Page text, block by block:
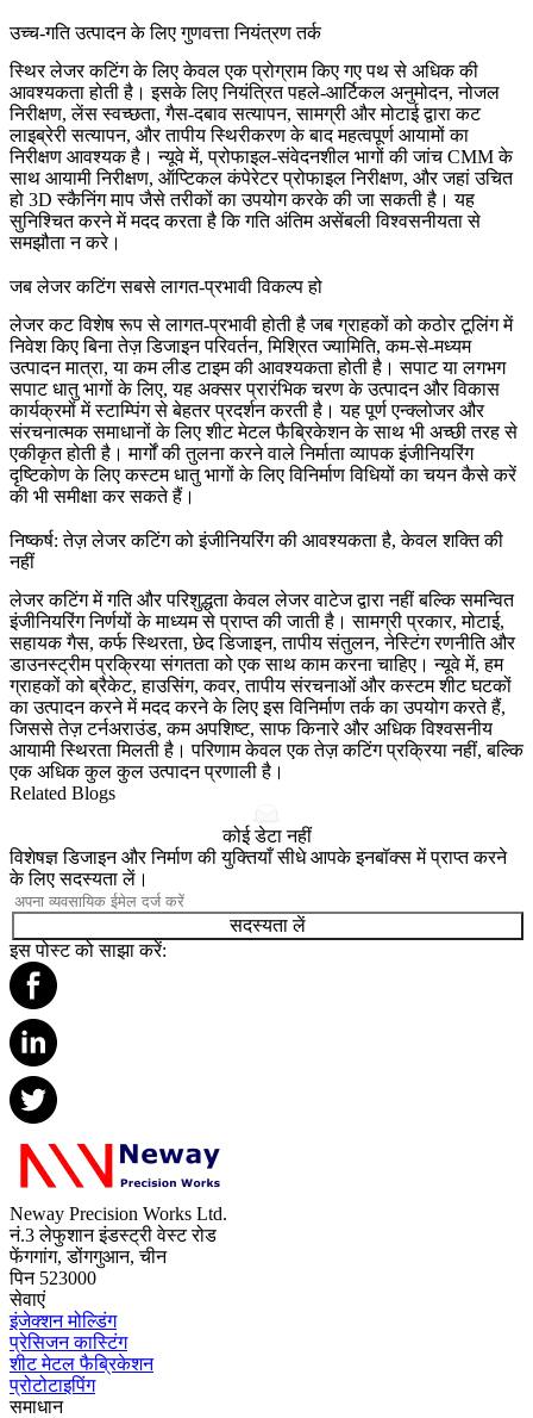
उच्च-गति उत्पादन के लिए गुणवत्ता नियंत्रण तर्क
स्थिर लेजर कटिंग के लिए केवल एक प्रोग्राम किए गए पथ से अधिक की
आवश्यकता होती है। इसके लिए नियंत्रित पहले-आर्टिकल अनुमोदन, नोजल
निरीक्षण, लेंस स्वच्छता, गैस-दबाव सत्यापन, सामग्री और मोटाई द्वारा कट
लाइब्रेरी सत्यापन, और तापीय स्थिरीकरण के बाद महत्वपूर्ण आयामों का
निरीक्षण आवश्यक है। न्यूवे में, प्रोफाइल-संवेदनशील भागों की जांच CMM के
साथ आयामी निरीक्षण, ऑप्टिकल कंपेरेटर प्रोफाइल निरीक्षण, और जहां उचित
हो 3D स्कैनिंग मापजैसे तरीकों का उपयोग करके की जा सकती है। यह
सुनिश्चित करने में मदद करता है कि गति अंतिम असेंबली विश्वसनीयता से
समझौता न करे।
जब लेजर कटिंग सबसे लागत-प्रभावी विकल्प हो
लेजर कट विशेष रूप से लागत-प्रभावी होती है जब ग्राहकों को कठोर टूलिंग में
निवेश किए बिना तेज़ डिजाइन परिवर्तन, मिश्रित ज्यामिति, कम-से-मध्यम
उत्पादन मात्रा, या कम लीड टाइम की आवश्यकता होती है। सपाट या लगभग
सपाट धातु भागों के लिए, यह अक्सर प्रारंभिक चरण के उत्पादन और विकास
कार्यक्रमों में स्टाम्पिंग से बेहतर प्रदर्शन करती है। यह पूर्ण एन्क्लोजर और
संरचनात्मक समाधानों के लिएशीट मेटल फैब्रिकेशनके साथ भी अच्छी तरह से
एकीकृत होती है। मार्गों की तुलना करने वाले निर्माता व्यापक इंजीनियरिंग
दृष्टिकोण के लिएकस्टम धातु भागों के लिए विनिर्माण विधियों का चयन कैसे करें
की भी समीक्षा कर सकते हैं।
निष्कर्ष: तेज़ लेजर कटिंग को इंजीनियरिंग की आवश्यकता है, केवल शक्ति की
नहीं
लेजर कटिंग में गति और परिशुद्धता केवल लेजर वाटेज द्वारा नहीं बल्कि समन्वित
इंजीनियरिंग निर्णयों के माध्यम से प्राप्त की जाती है। सामग्री प्रकार, मोटाई,
सहायक गैस, कर्फ स्थिरता, छेद डिजाइन, तापीय संतुलन, नेस्टिंग रणनीति और
डाउनस्ट्रीम प्रक्रिया संगतता को एक साथ काम करना चाहिए। न्यूवे में, हम
ग्राहकों को ब्रैकेट, हाउसिंग, कवर, तापीय संरचनाओं और कस्टम शीट घटकों
का उत्पादन करने में मदद करने के लिए इस विनिर्माण तर्क का उपयोग करते हैं,
जिससे तेज़ टर्नअराउंड, कम अपशिष्ट, साफ किनारे और अधिक विश्वसनीय
आयामी स्थिरता मिलती है। परिणाम केवल एक तेज़ कटिंग प्रक्रिया नहीं, बल्कि
एक अधिक कुल कुल उत्पादन प्रणाली है।
Related Blogs
कोई डेटा नहीं
विशेषज्ञ डिजाइन और निर्माण की युक्तियाँ सीधे आपके इनबॉक्स में प्राप्त करने
के लिए सदस्यता लें।
सदस्यता लें
इस पोस्ट को साझा करें:
Neway Precision Works Ltd.
नं.3 लेफुशान इंडस्ट्री वेस्ट रोड
फेंगगांग, डोंगगुआन, चीन
पिन 523000
सेवाएं
इंजेक्शन मोल्डिंग
प्रेसिजन कास्टिंग
शीट मेटल फैब्रिकेशन
प्रोटोटाइपिंग
समाधान